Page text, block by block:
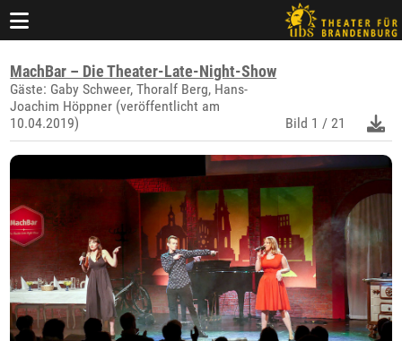
MachBar – Die Theater-Late-Night-Show
Gäste: Gaby Schweer, Thoralf Berg, Hans-
Joachim Höppner (veröffentlicht am
10.04.2019)
Bild 1 / 21